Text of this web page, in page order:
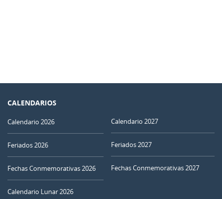
CALENDARIOS
Calendario 2026
Feriados 2026
Fechas Conmemorativas 2026
Calendario Lunar 2026
Calendario 2027
Feriados 2027
Fechas Conmemorativas 2027